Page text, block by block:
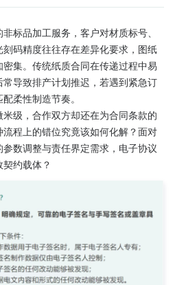
标品加工服务，客户对材质标号、
码精度往往存在差异化要求，图纸
集。传统纸质合同在传递过程中易
导致排产计划推迟，若遇到紧急订
柔性制造节奏。
级，合作双方却还在为合同条款的
程上的错位究竟该如何化解？面对
数调整与责任界定需求，电子协议
约载体？